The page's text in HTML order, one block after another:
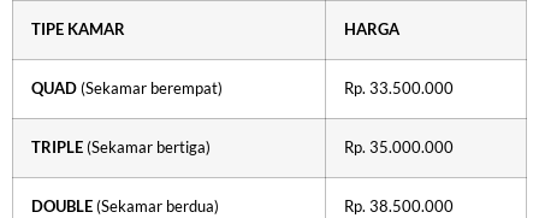
TIPE KAMAR HARGA
QUAD (Sekamar berempat) Rp. 33.500.000
TRIPLE (Sekamar bertiga) Rp. 35.000.000
DOUBLE (Sekamar berdua) Rp. 38.500.000